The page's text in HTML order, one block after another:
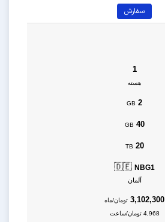
سفارش
1
هسته
2
GB
40
GB
20
TB
🇩🇪 NBG1
آلمان
3,102,300 تومان/ماه
4,968 تومان/ساعت